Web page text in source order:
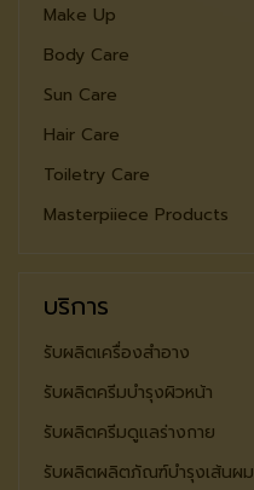
Make Up
Body Care
Sun Care
Hair Care
Toiletry Care
Masterpiiece Products
บริการ
รับผลิตเครื่องสำอาง
รับผลิตครีมบำรุงผิวหน้า
รับผลิตครีมดูแลร่างกาย
รับผลิตผลิตภัณฑ์บำรุงเส้นผม